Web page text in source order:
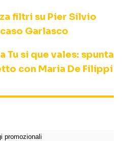
filtri su Pier Silvio
Garlasco
Tu si que vales: spunta
con Maria De Filippi